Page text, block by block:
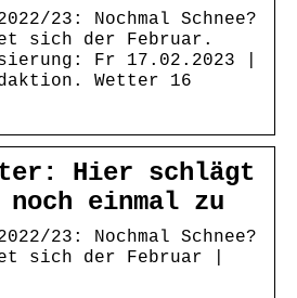
23: Nochmal Schnee?
sich der Februar.
Fr 17.02.2023 |
Wetter 16
Hier schlägt
einmal zu
23: Nochmal Schnee?
sich der Februar |